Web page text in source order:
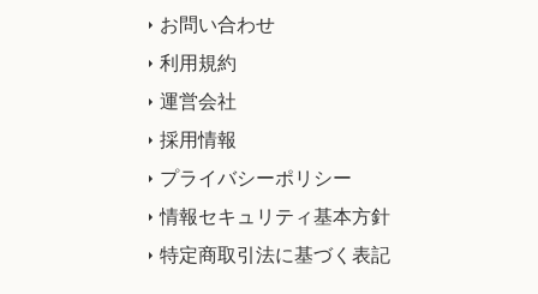
お問い合わせ
利用規約
運営会社
採用情報
プライバシーポリシー
情報セキュリティ基本方針
特定商取引法に基づく表記